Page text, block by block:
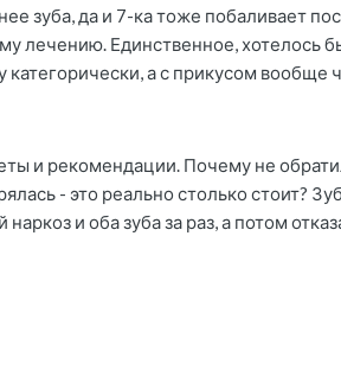
зуба, да и 7-ка тоже побаливает
лечению. Единственное, хотелось
категорически, а с прикусом
и рекомендации. Почему не
- это реально столько стоит?
и оба зуба за раз, а потом